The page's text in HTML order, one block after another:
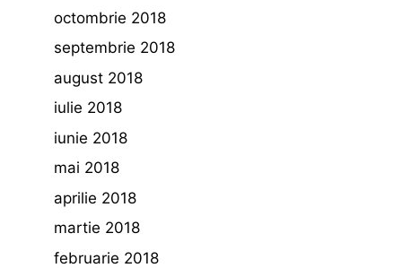
octombrie 2018
septembrie 2018
august 2018
iulie 2018
iunie 2018
mai 2018
aprilie 2018
martie 2018
februarie 2018